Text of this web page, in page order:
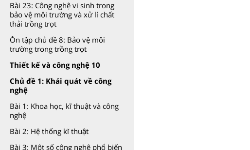
Bài 23: Công nghệ vi sinh trong
bảo vệ môi trường và xử lí chất
thải trồng trọt
Ôn tập chủ đề 8: Bảo vệ môi
trường trong trồng trọt
Thiết kế và công nghệ 10
Chủ đề 1: Khái quát về công
nghệ
Bài 1: Khoa học, kĩ thuật và công
nghệ
Bài 2: Hệ thống kĩ thuật
Bài 3: Một số công nghệ phổ biến